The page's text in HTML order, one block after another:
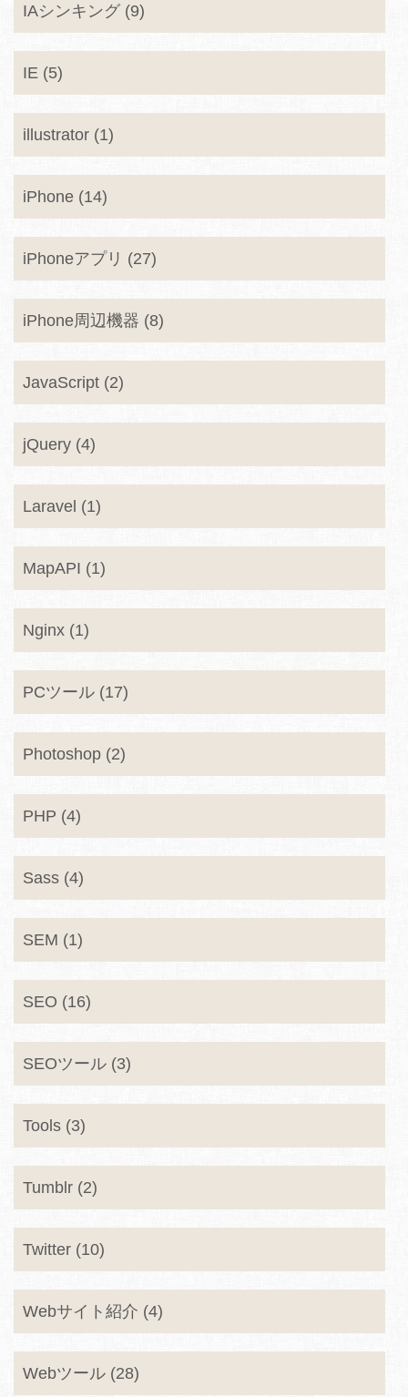
IAシンキング (9)
IE (5)
illustrator (1)
iPhone (14)
iPhoneアプリ (27)
iPhone周辺機器 (8)
JavaScript (2)
jQuery (4)
Laravel (1)
MapAPI (1)
Nginx (1)
PCツール (17)
Photoshop (2)
PHP (4)
Sass (4)
SEM (1)
SEO (16)
SEOツール (3)
Tools (3)
Tumblr (2)
Twitter (10)
Webサイト紹介 (4)
Webツール (28)